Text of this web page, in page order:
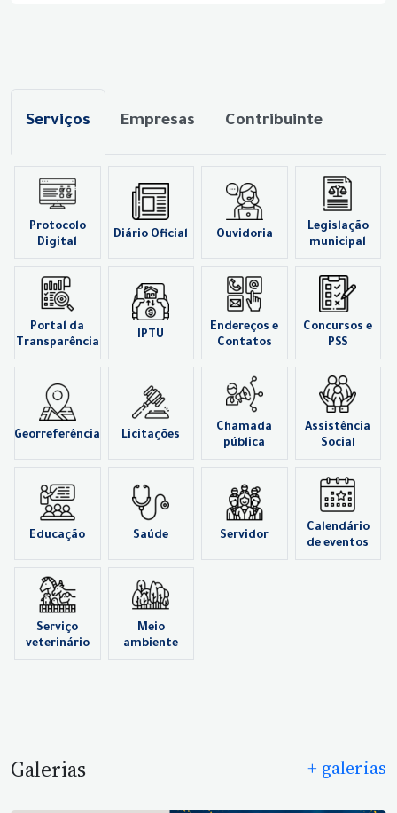
Serviços Empresas Contribuinte
Protocolo
Digital
Diário Oficial Ouvidoria
Legislação
municipal
Portal da
Transparência
IPTU
Endereços e
Contatos
Concursos e
PSS
Georreferência Licitações
Chamada
pública
Assistência
Social
Educação Saúde Servidor
Calendário
de eventos
Serviço
veterinário
Meio
ambiente
Galerias + galerias